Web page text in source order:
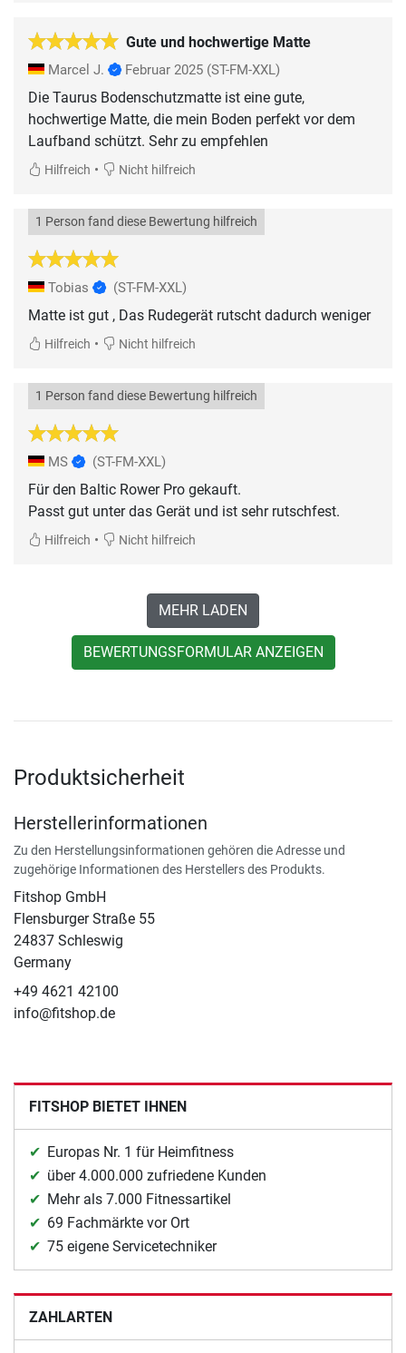
Gute und hochwertige Matte
Marcel J. Februar 2025 (ST-FM-XXL)
Die Taurus Bodenschutzmatte ist eine gute,
hochwertige Matte, die mein Boden perfekt vor dem
Laufband schützt. Sehr zu empfehlen
Hilfreich • Nicht hilfreich
1 Person fand diese Bewertung hilfreich
Tobias (ST-FM-XXL)
Matte ist gut , Das Rudegerät rutscht dadurch weniger
Hilfreich • Nicht hilfreich
1 Person fand diese Bewertung hilfreich
MS (ST-FM-XXL)
Für den Baltic Rower Pro gekauft.
Passt gut unter das Gerät und ist sehr rutschfest.
Hilfreich • Nicht hilfreich
MEHR LADEN
BEWERTUNGSFORMULAR ANZEIGEN
Produktsicherheit
Herstellerinformationen
Zu den Herstellungsinformationen gehören die Adresse und
zugehörige Informationen des Herstellers des Produkts.
Fitshop GmbH
Flensburger Straße 55
24837 Schleswig
Germany
+49 4621 42100
info@fitshop.de
FITSHOP BIETET IHNEN
Europas Nr. 1 für Heimfitness
über 4.000.000 zufriedene Kunden
Mehr als 7.000 Fitnessartikel
69 Fachmärkte vor Ort
75 eigene Servicetechniker
ZAHLARTEN